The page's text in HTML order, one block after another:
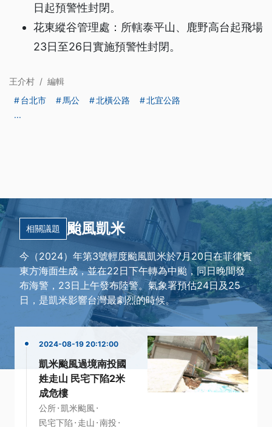
日起預警性封閉。
花東縱谷管理處：所轄泰平山、鹿野高台起飛場
23日至26日實施預警性封閉。
王介村 / 編輯
台北市
馬公 北橫公路
北宜公路
...
相關議題 颱風凱米
今（2024）年第3號輕度颱風凱米於7月20日在菲律賓
東方海面生成，並在22日下午轉為中颱，同日晚間發
布海警，23日上午發布陸警。氣象署預估24日及25
日，是凱米影響台灣最劇烈的時候。
2024-08-19 20:12:00
凱米颱風過境南投國
姓走山 民宅下陷2米
成危樓
公所·凱米颱風·
民宅下陷 · 走山 ·南投 ·